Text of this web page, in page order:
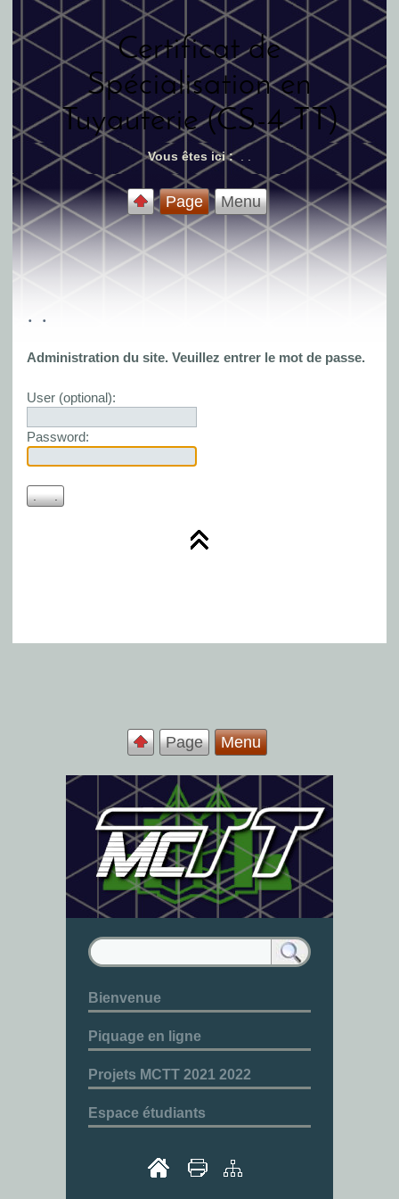
Certificat de
Spécialisation en
Tuyauterie (CS-4 TT)
Vous êtes ici :
Page Menu
. .
Administration du site. Veuillez entrer le mot de passe.
User (optional):
Password:
Page Menu
Bienvenue
Piquage en ligne
Projets MCTT 2021 2022
Espace étudiants